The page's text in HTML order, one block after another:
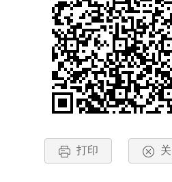
打印